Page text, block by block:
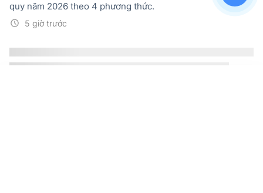
5 giờ trước
quy năm 2026 theo 4 phương thức.